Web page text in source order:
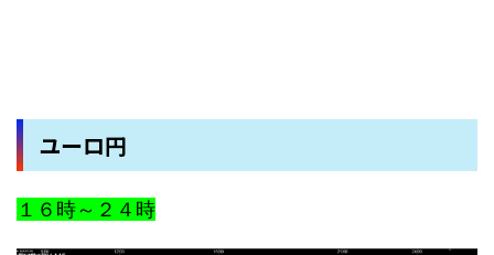
ユーロ円
１６時～２４時